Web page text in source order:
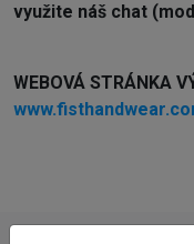
využite náš chat
WEBOVÁ STRÁNKA